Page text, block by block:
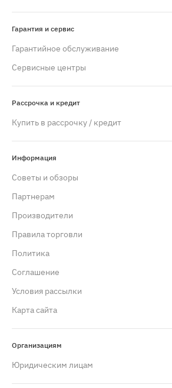
Гарантия и сервис
Гарантийное обслуживание
Сервисные центры
Рассрочка и кредит
Купить в рассрочку / кредит
Информация
Советы и обзоры
Партнерам
Производители
Правила торговли
Политика
Cоглашение
Условия рассылки
Карта сайта
Организациям
Юридическим лицам